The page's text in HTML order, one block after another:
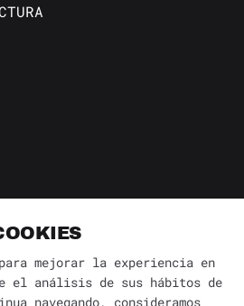
mejorar la experiencia en
el análisis de sus hábitos de
navegando, consideramos